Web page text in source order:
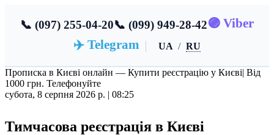
📞 (097) 255-04-20📞 (099) 949-28-42🟣 Viber
✈️ Telegram
UA / RU
Прописка в Києві онлайн — Купити реєстрацію у Києві| Від
1000 грн. Телефонуйте
субота, 8 серпня 2026 р. | 08:25
Тимчасова реєстрація в Києві